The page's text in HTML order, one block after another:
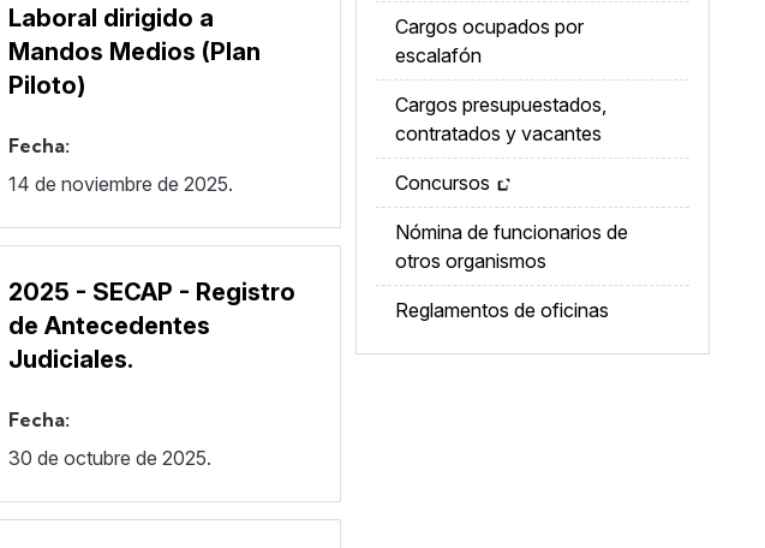
Laboral dirigido a
Mandos Medios (Plan
Piloto)
Fecha:
14 de noviembre de 2025.
2025 - SECAP - Registro
de Antecedentes
Judiciales.
Fecha:
30 de octubre de 2025.
Cargos ocupados por
escalafón
Cargos presupuestados,
contratados y vacantes
Concursos
Nómina de funcionarios de
otros organismos
Reglamentos de oficinas